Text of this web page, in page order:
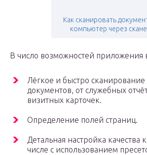
Как сканировать
компьютер через
В число возможностей приложения
Лёгкое и быстро
документов, от служебных
визитных карточек.
Определение полей страниц.
Детальная настройка качества
числе с использованием